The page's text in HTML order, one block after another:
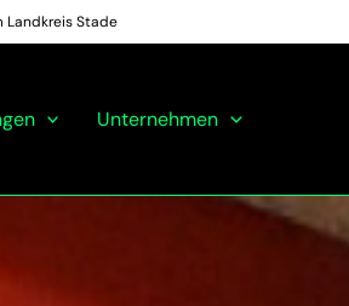
Landkreis Stade
Unternehmen